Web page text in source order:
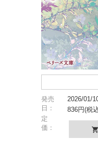
発売
日：
2026/01/
定
価：
836円(税